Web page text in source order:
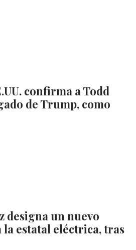
confirma a Todd
de Trump, como
designa un nuevo
estatal eléctrica, tras